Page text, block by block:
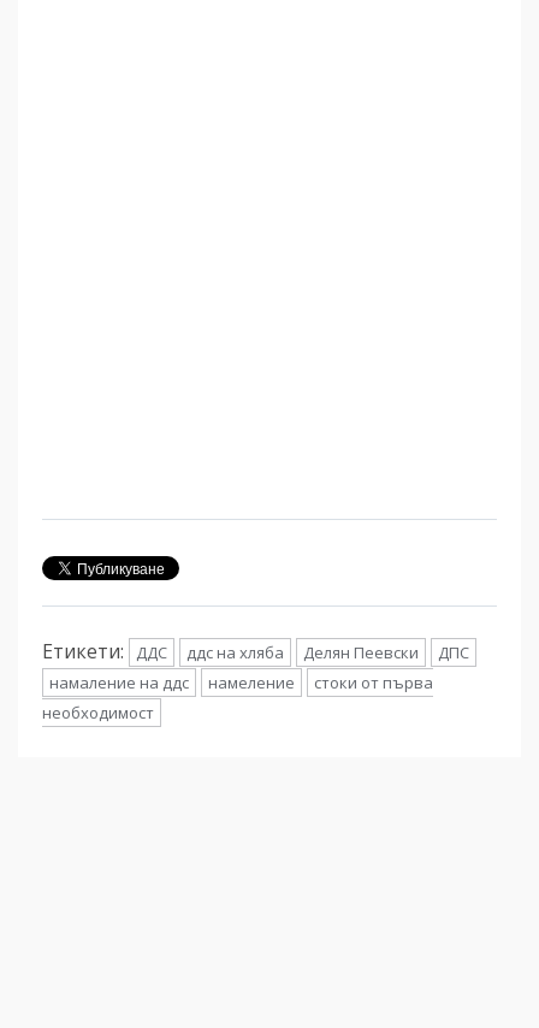
Етикети: ДДС ддс на хляба Делян Пеевски
ДПС
намаление на ддс
намеление
стоки от първа
необходимост